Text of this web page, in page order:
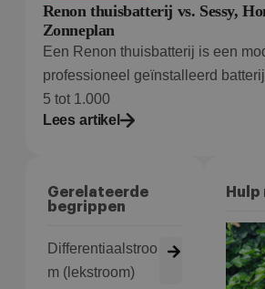
Renon thuisbatterij vs. Sessy,
Zonneplan
Een Renon thuisbatterij is een
professioneel geïnstalleerd
5 tot 1.000
Lees artikel
Gerelateerde
begrippen
Differentiaalstroo
m (lekstroom)
Google